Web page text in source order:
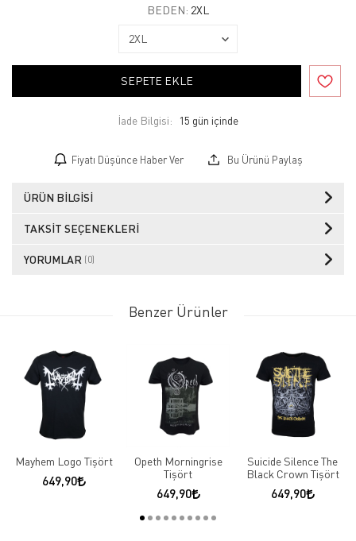
BEDEN: 2XL
SEPETE EKLE
İade Bilgisi:
Fiyatı Düşünce Haber Ver Bu Ürünü Paylaş
ÜRÜN BILGISI
TAKSIT SEÇENEKLERI
YORUMLAR (0)
Benzer Ürünler
Mayhem Logo Tişört
649,90
Opeth Morningrise
Tişört
649,90
Suicide Silence The
Black Crown Tişört
649,90